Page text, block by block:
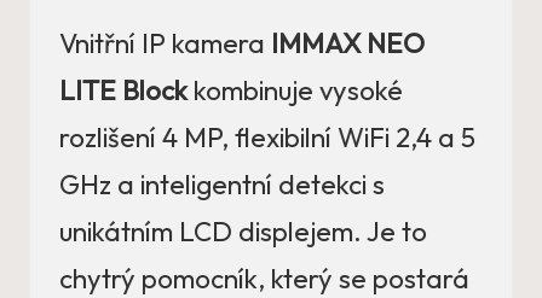
Vnitřní IP kamera IMMAX NEO
LITE Blockkombinuje vysoké
rozlišení 4 MP, flexibilní WiFi 2,4 a 5
GHz a inteligentní detekci s
unikátním LCD displejem. Je to
chytrý pomocník, který se postará